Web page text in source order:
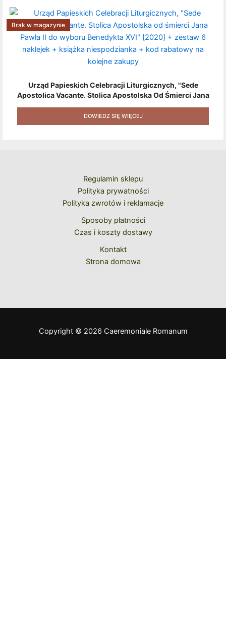
Urząd Papieskich Celebracji Liturgicznych, "Sede
Apostolica Vacante. Stolica Apostolska Od Śmierci Jana
Pawła II Do Wyboru Benedykta XVI" [2020] + Zestaw 6
Naklejek + Książka Niespodzianka + Kod Rabatowy Na
Kolejne Zakupy
Brak w magazynie
DOWIEDZ SIĘ WIĘCEJ
Regulamin sklepu
Polityka prywatności
Polityka zwrotów i reklamacje
Sposoby płatności
Czas i koszty dostawy
Kontakt
Strona domowa
Copyright © 2026 Caeremoniale Romanum